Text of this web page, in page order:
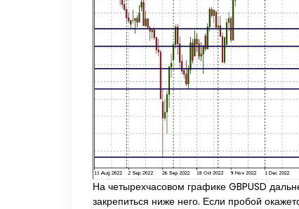
На четырехчасовом графике GBPUSD
закрепиться ниже него. Если пробой